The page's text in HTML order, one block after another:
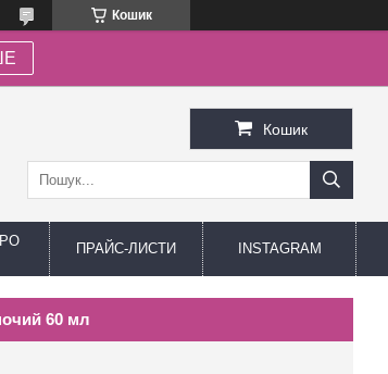
Кошик
Кошик
ПРАЙС-ЛИСТИ INSTAGRAM
60 мл